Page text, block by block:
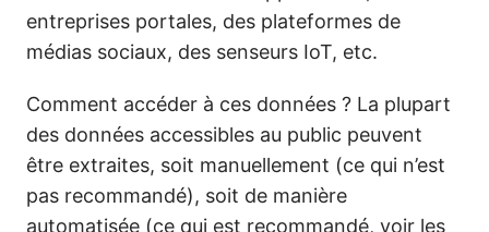
entreprises portales, des plateformes de
médias sociaux, des senseurs IoT, etc.
Comment accéder à ces données ? La plupart
des données accessibles au public peuvent
être extraites, soit manuellement (ce qui n’est
pas recommandé), soit de manière
automatisée (ce qui est recommandé, voir les